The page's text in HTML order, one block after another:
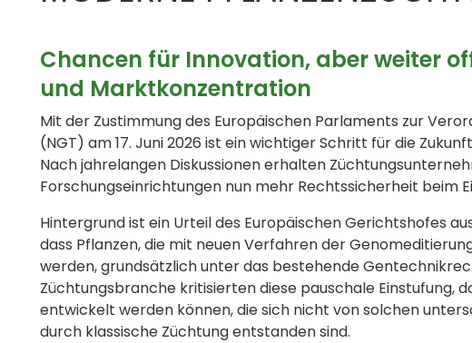
Chancen für Innovation, aber weiter
und Marktkonzentration
Mit der Zustimmung des Europäischen Parlaments zur
(NGT) am 17. Juni 2026 ist ein wichtiger Schritt für die
Nach jahrelangen Diskussionen erhalten
Forschungseinrichtungen nun mehr Rechtssicherheit beim
Hintergrund ist ein Urteil des Europäischen Gerichtshofes
dass Pflanzen, die mit neuen Verfahren der
werden, grundsätzlich unter das bestehende
Züchtungsbranche kritisierten diese pauschale Einstufung,
entwickelt werden können, die sich nicht von solchen
durch klassische Züchtung entstanden sind.